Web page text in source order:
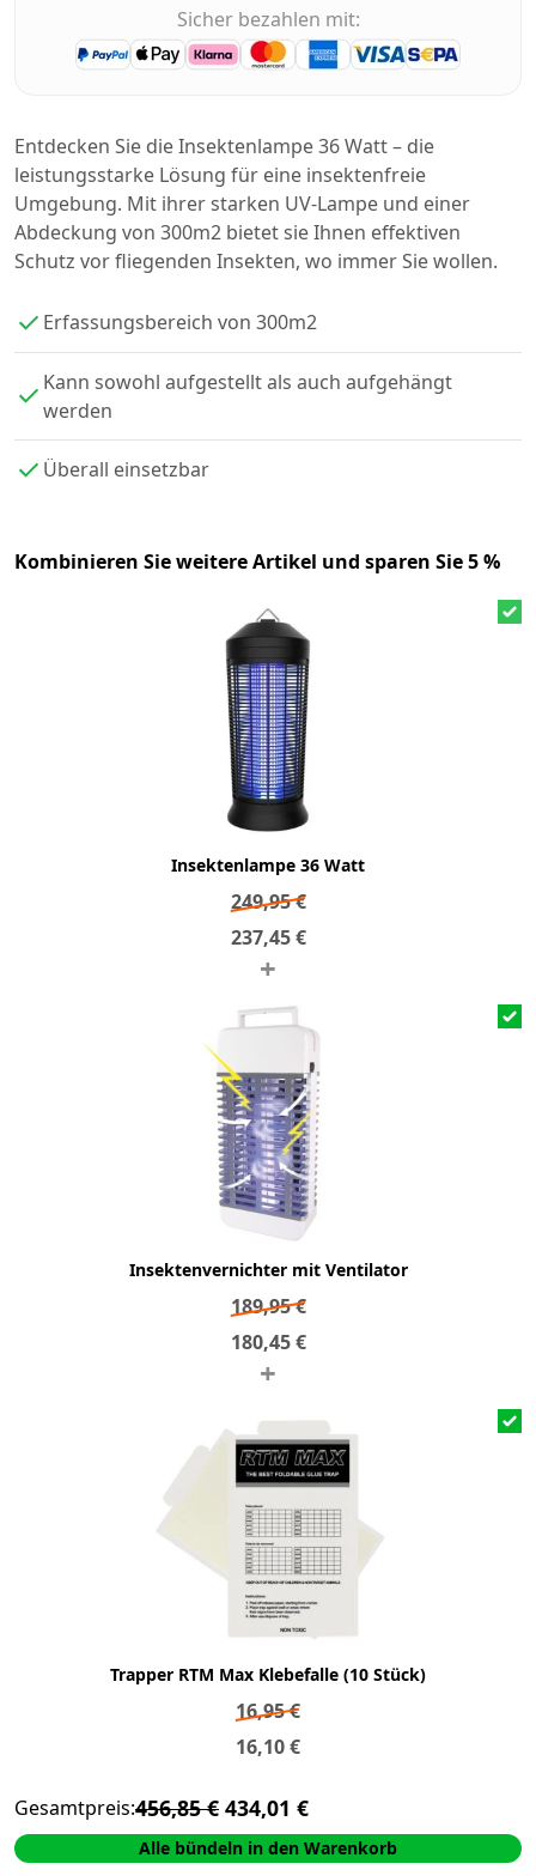
Sicher bezahlen mit:
Entdecken Sie die Insektenlampe 36 Watt – die
leistungsstarke Lösung für eine insektenfreie
Umgebung. Mit ihrer starken UV-Lampe und einer
Abdeckung von 300m2 bietet sie Ihnen effektiven
Schutz vor fliegenden Insekten, wo immer Sie wollen.
Erfassungsbereich von 300m2
Kann sowohl aufgestellt als auch aufgehängt
werden
Überall einsetzbar
Kombinieren Sie weitere Artikel und sparen Sie 5 %
Insektenlampe 36 Watt
249,95€
237,45€
+
Insektenvernichter mit Ventilator
189,95€
180,45€
+
Trapper RTM Max Klebefalle (10 Stück)
16,95€
16,10€
Gesamtpreis:456,85 € 434,01 €
Alle bündeln in den Warenkorb